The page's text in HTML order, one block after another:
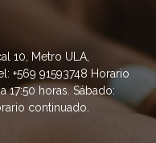
10, Metro ULA,
+569 91593748 Horario
17:50 horas. Sábado:
continuado.